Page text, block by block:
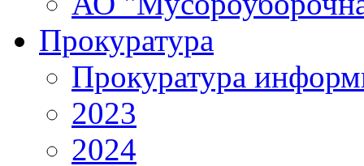
Прокуратура
Прокуратура
2023
2024